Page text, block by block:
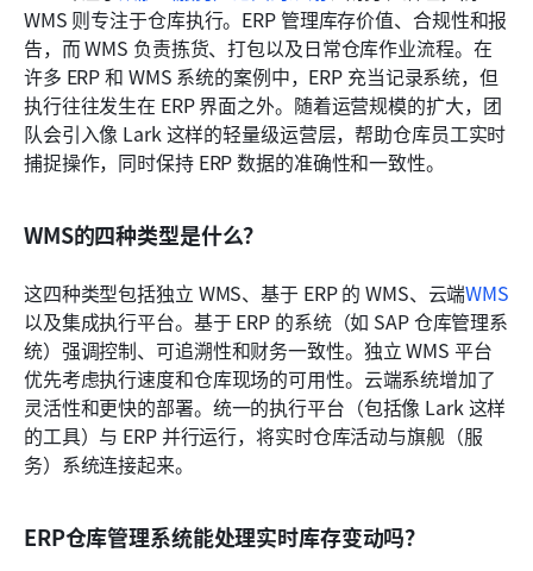
WMS 则专注于仓库执行。ERP 管理库存价值、合规性和报
告，而 WMS 负责拣货、打包以及日常仓库作业流程。在
许多 ERP 和 WMS 系统的案例中，ERP 充当记录系统，但
执行往往发生在 ERP 界面之外。随着运营规模的扩大，团
队会引入像 Lark 这样的轻量级运营层，帮助仓库员工实时
捕捉操作，同时保持 ERP 数据的准确性和一致性。
WMS的四种类型是什么？
这四种类型包括独立 WMS、基于 ERP 的 WMS、云端WMS
以及集成执行平台。基于 ERP 的系统（如 SAP 仓库管理系
统）强调控制、可追溯性和财务一致性。独立 WMS 平台
优先考虑执行速度和仓库现场的可用性。云端系统增加了
灵活性和更快的部署。统一的执行平台（包括像 Lark 这样
的工具）与 ERP 并行运行，将实时仓库活动与旗舰（服
务）系统连接起来。
ERP仓库管理系统能处理实时库存变动吗？